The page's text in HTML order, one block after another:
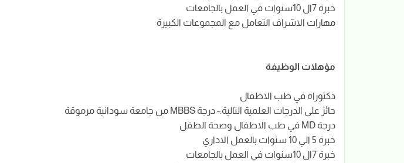
خبرة 7ال 10سنوات في العمل بالجامعات
مهارات الاشراف التعامل مع المجموعات الكبيرة
مؤهلات الوظيفة
دكتوراه في طب الاطفال
حائز على الدرجات العلمية التالية:- درجة MBBS من جامعة سودانية مرموقة
درجة MD في طب الاطفال وصحة الطفل
خبرة 5 الي 10 سنوات بالعمل الاداري
خبرة 7ال 10سنوات في العمل بالجامعات